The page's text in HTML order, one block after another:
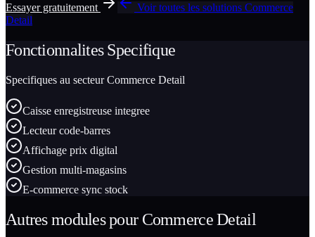
Essayer gratuitement Voir toutes les solutions Commerce
Detail
FonctionnalitesSpecifique
Specifiques au secteurCommerce Detail
Caisse enregistreuse integree
Lecteur code-barres
Affichage prix digital
Gestion multi-magasins
E-commerce sync stock
Autres modules pour Commerce Detail